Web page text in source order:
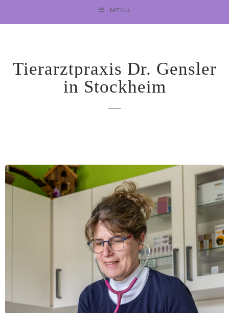
MENÜ
Home
Tierarztpraxis Dr. Gensler
in Stockheim